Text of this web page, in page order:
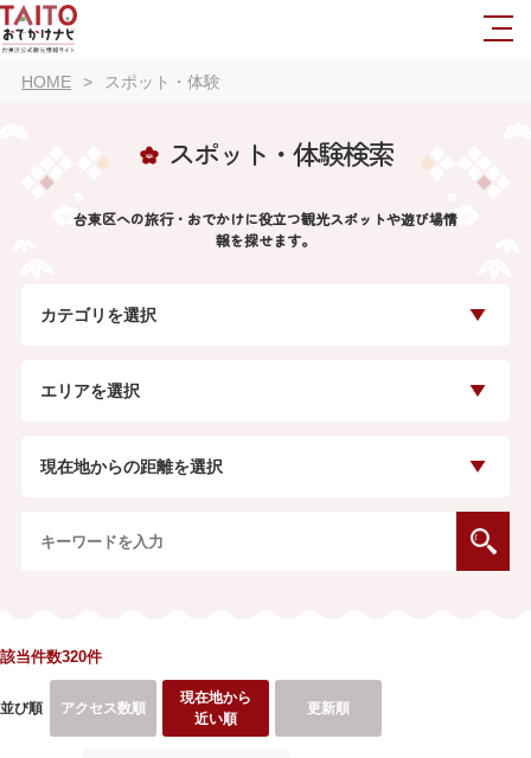
HOME スポット・体験
スポット・体験検索
台東区への旅行・おでかけに役立つ観光スポットや遊び場情
報を探せます。
カテゴリを選択
エリアを選択
現在地からの距離を選択
該当件数320件
並び順 アクセス数順
現在地から
近い順
更新順